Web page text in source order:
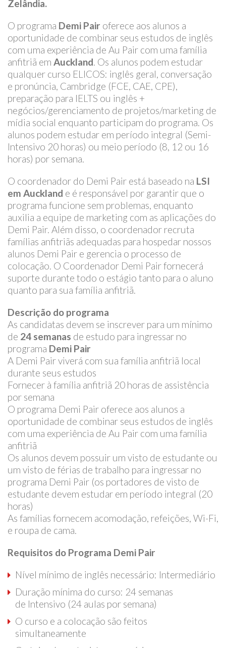
Zelândia.
O programa Demi Pair oferece aos alunos a
oportunidade de combinar seus estudos de inglês
com uma experiência de Au Pair com uma família
anfitriã em Auckland. Os alunos podem estudar
qualquer curso ELICOS: inglês geral, conversação
e pronúncia, Cambridge (FCE, CAE, CPE),
preparação para IELTS ou inglês +
negócios/gerenciamento de projetos/marketing de
mídia social enquanto participam do programa. Os
alunos podem estudar em período integral (Semi-
Intensivo 20 horas) ou meio período (8, 12 ou 16
horas) por semana.
O coordenador do Demi Pair está baseado na LSI
em Auckland e é responsável por garantir que o
programa funcione sem problemas, enquanto
auxilia a equipe de marketing com as aplicações do
Demi Pair. Além disso, o coordenador recruta
famílias anfitriãs adequadas para hospedar nossos
alunos Demi Pair e gerencia o processo de
colocação. O Coordenador Demi Pair fornecerá
suporte durante todo o estágio tanto para o aluno
quanto para sua família anfitriã.
Descrição do programa
As candidatas devem se inscrever para um mínimo
de 24 semanas de estudo para ingressar no
programa Demi Pair
A Demi Pair viverá com sua família anfitriã local
durante seus estudos
Fornecer à família anfitriã 20 horas de assistência
por semana
O programa Demi Pair oferece aos alunos a
oportunidade de combinar seus estudos de inglês
com uma experiência de Au Pair com uma família
anfitriã
Os alunos devem possuir um visto de estudante ou
um visto de férias de trabalho para ingressar no
programa Demi Pair (os portadores de visto de
estudante devem estudar em período integral (20
horas)
As famílias fornecem acomodação, refeições, Wi-Fi,
e roupa de cama.
Requisitos do Programa Demi Pair
Nível mínimo de inglês necessário: Intermediário
Duração mínima do curso: 24 semanas
de Intensivo (24 aulas por semana)
O curso e a colocação são feitos
simultaneamente